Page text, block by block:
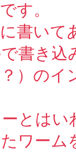
す。
書いて
書き込
）のイ
とは
ワー